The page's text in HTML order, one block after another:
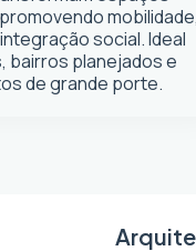
mobilidade,
social. Ideal
bairros planejados e
de grande porte.